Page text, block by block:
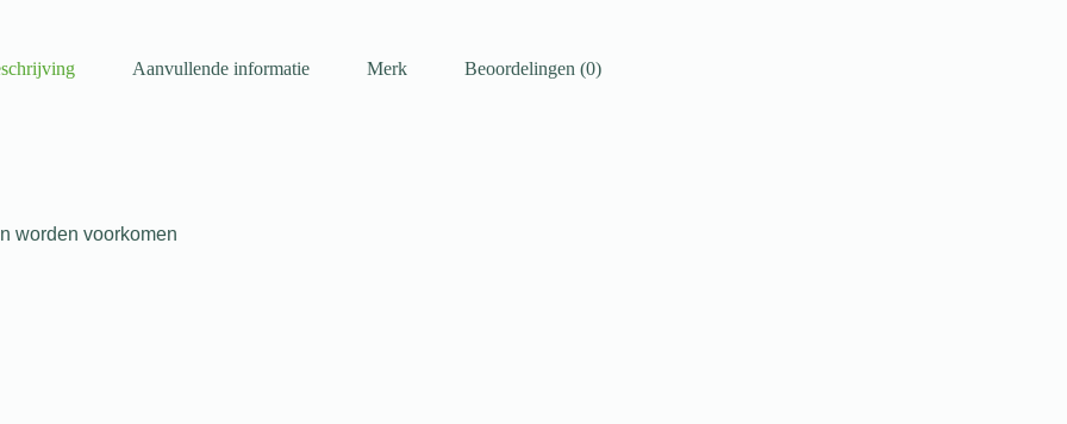
Aanvullende informatie Merk Beoordelingen (0)
worden voorkomen